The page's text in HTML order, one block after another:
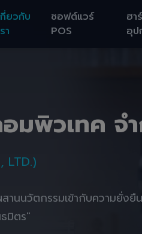
กี่ยวกับ
า
ซอฟต์แวร์
POS
ฮา
อุ
มพิวเทค จ
LTD.)
านนวัตกรรมเข้ากับความยั่งยื
มิตร"